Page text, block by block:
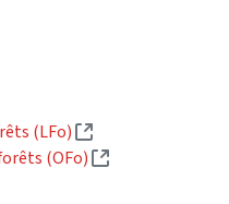
(LFo)
(Lien externe)
(OFo)
(Lien externe)